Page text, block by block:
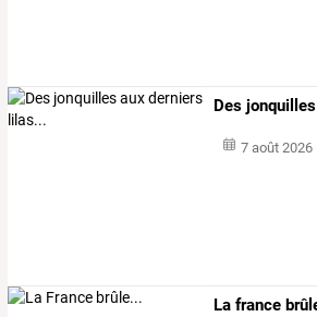
Des
7 août 2026
La france